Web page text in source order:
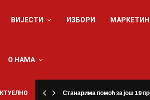
ВИЈЕСТИ ИЗБОРИ
О НАМА
Станарима помоћ за још 19